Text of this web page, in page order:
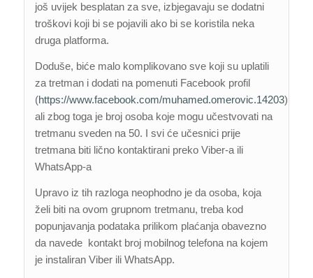
još uvijek besplatan za sve, izbjegavaju se dodatni
troškovi koji bi se pojavili ako bi se koristila neka
druga platforma.
Doduše, biće malo komplikovano sve koji su uplatili
za tretman i dodati na pomenuti Facebook profil
(https://www.facebook.com/muhamed.omerovic.14203),
ali zbog toga je broj osoba koje mogu učestvovati na
tretmanu sveden na 50. I svi će učesnici prije
tretmana biti lično kontaktirani preko Viber-a ili
WhatsApp-a
Upravo iz tih razloga neophodno je da osoba, koja
želi biti na ovom grupnom tretmanu, treba kod
popunjavanja podataka prilikom plaćanja obavezno
da navede kontakt broj mobilnog telefona na kojem
je instaliran Viber ili WhatsApp.